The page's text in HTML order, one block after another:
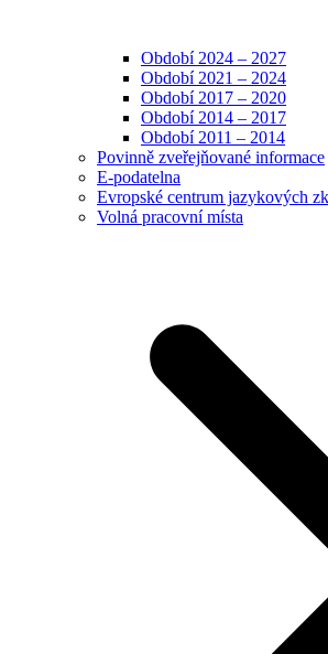
Období 2024 – 2027
Období 2021 – 2024
Období 2017 – 2020
Období 2014 – 2017
Období 2011 – 2014
Povinně zveřejňované informace
E-podatelna
Evropské centrum jazykových
Volná pracovní místa